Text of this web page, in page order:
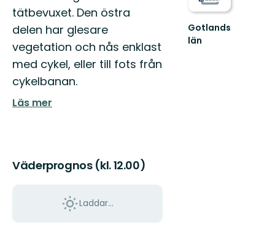
tätbevuxet. Den östra
delen har glesare
vegetation och nås enklast
med cykel, eller till fots från
cykelbanan.
Läs mer
Väderprognos (kl. 12.00)
Laddar...
Gotlands
län